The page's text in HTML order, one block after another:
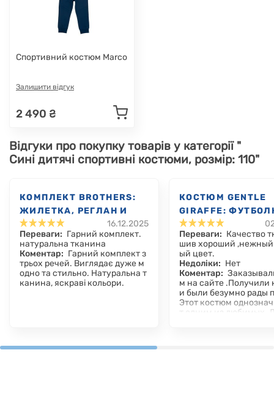
Спортивний костюм Marco
Залишити відгук
2 490 ₴
Відгуки про покупку товарів у категорії "
Сині дитячі спортивні костюми, розмір: 110"
КОМПЛЕКТ BROTHERS:
ЖИЛЕТКА, РЕГЛАН И
БРЮКИ
16.12.2025
Переваги: Гарний комплект.
натуральна тканина
Коментар: Гарний комплект з
трьох речей. Виглядає дуже м
одно та стильно. Натуральна т
канина, яскраві кольори.
КОСТЮМ GENTLE
GIRAFFE:
ШОРТЫ
Переваги: Качество
шив хороший ,нежный
ый цвет.
Недоліки: Нет
Коментар:
м на сайте .Получили
и были безумно рады
Этот костюм
т одним из любимых.